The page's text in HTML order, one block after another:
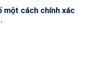
một cách chính xác